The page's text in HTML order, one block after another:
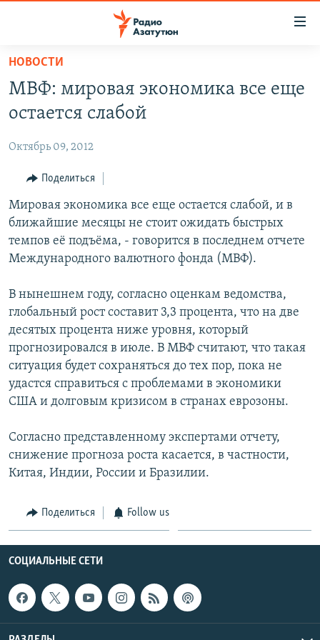
Перейти
основному
содержанию
навигации
Перейти
поиску
ОБЩЕСТВО
ЭКОНОМИКА
РЕГИОН
НАГОРНЫЙ КАРАБАХ
КУЛЬТУРА
АРХИВ
Հայերեն
English
Русский
Все сайты Радио Азатутюн
НОВОСТИ
МВФ: мировая экономика все еще
остается слабой
Октябрь 09, 2012
Поделиться
Мировая экономика все еще остается слабой, и в
ближайшие месяцы не стоит ожидать быстрых
темпов её подъёма, - говорится в последнем отчете
Международного валютного фонда (МВФ).
В нынешнем году, согласно оценкам ведомства,
глобальный рост составит 3,3 процента, что на две
десятых процента ниже уровня, который
прогнозировался в июле. В МВФ считают, что такая
ситуация будет сохраняться до тех пор, пока не
удастся справиться с проблемами в экономики
США и долговым кризисом в странах еврозоны.
Согласно представленному экспертами отчету,
снижение прогноза роста касается, в частности,
Китая, Индии, России и Бразилии.
Поделиться Follow us
СОЦИАЛЬНЫЕ СЕТИ